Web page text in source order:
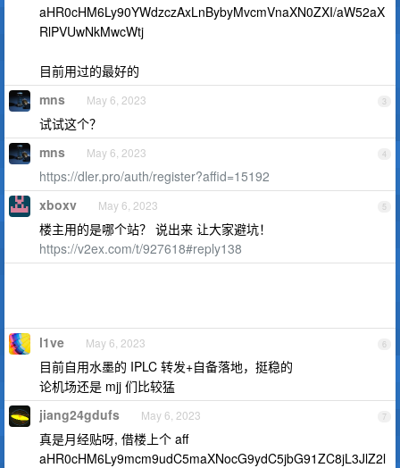
aHR0cHM6Ly90YWdzczAxLnBybyMvcmVnaXN0ZXI/aW52aX
RlPVUwNkMwcWtj
目前用过的最好的
3
mns May 6, 2023
试试这个？
4
mns May 6, 2023
https://dler.pro/auth/register?affid=15192
5
xboxv May 6, 2023
楼主用的是哪个站？ 说出来 让大家避坑！
https://v2ex.com/t/927618#reply138
6
l1ve May 6, 2023
目前自用水墨的 IPLC 转发+自备落地，挺稳的
论机场还是 mjj 们比较猛
7
jiang24gdufs May 6, 2023
真是月经贴呀, 借楼上个 aff
aHR0cHM6Ly9mcm9udC5maXNocG9ydC5jbG91ZC8jL3JlZ2l